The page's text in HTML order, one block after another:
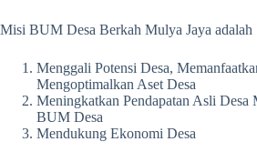
Misi BUM Desa Berkah Mulya Jaya adalah
Menggali Potensi Desa,
Mengoptimalkan Aset Desa
Meningkatkan Pendapatan Asli
BUM Desa
Mendukung Ekonomi Desa